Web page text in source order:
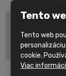
Tento
Tento web
cookie.
Viac